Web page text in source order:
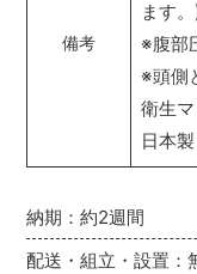
納期：約2週間
配送・組立・設置：
備考
ます
※腹部
※頭側
衛生
日本製